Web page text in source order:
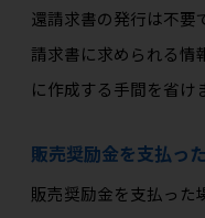
還請求書の発行は不要
請求書に求められる情
に作成する手間を省け
販売奨励金を支払っ
販売奨励金を支払った